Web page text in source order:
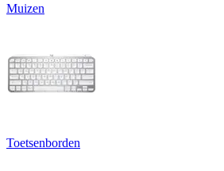
Muizen
Toetsenborden